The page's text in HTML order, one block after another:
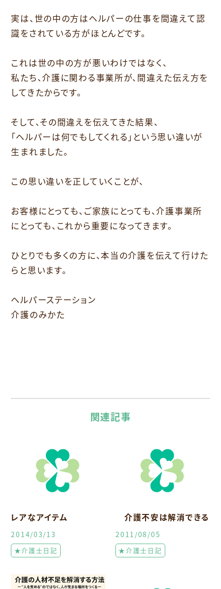
実は、世の中の方はヘルパーの仕事を間違えて認
識をされている方がほとんどです。
これは世の中の方が悪いわけではなく、
私たち、介護に関わる事業所が、間違えた伝え方を
してきたからです。
そして、その間違えを伝えてきた結果、
「ヘルパーは何でもしてくれる」という思い違いが
生まれました。
この思い違いを正していくことが、
お客様にとっても、ご家族にとっても、介護事業所
にとっても、これから重要になってきます。
ひとりでも多くの方に、本当の介護を伝えて行けた
らと思います。
ヘルパーステーション
介護のみかた
関連記事
レアなアイテム
2014/03/13
★介護士日記
介護不安は解消できる
2011/08/05
★介護士日記